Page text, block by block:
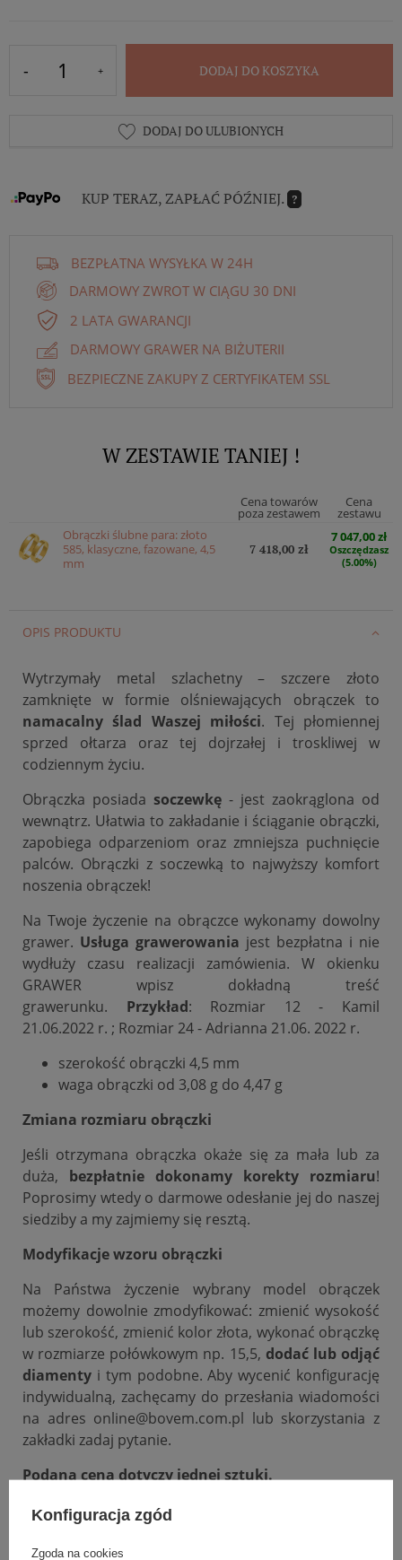
DODAJ DO KOSZYKA
DODAJ DO ULUBIONYCH
KUP TERAZ, ZAPŁAĆ PÓŹNIEJ. ?
BEZPŁATNA WYSYŁKA W 24H
DARMOWY ZWROT W CIĄGU 30 DNI
2 LATA GWARANCJI
DARMOWY GRAWER NA BIŻUTERII
BEZPIECZNE ZAKUPY Z CERTYFIKATEM SSL
W ZESTAWIE TANIEJ !
Cena towarów
poza zestawem
Cena
zestawu
Obrączki ślubne para: złoto
585, klasyczne, fazowane, 4,5
mm
7 418,00 zł
7 047,00 zł
Oszczędzasz
(5.00%)
OPIS PRODUKTU
Wytrzymały metal szlachetny – szczere złoto
zamknięte w formie olśniewających obrączek to
namacalny ślad Waszej miłości. Tej płomiennej
sprzed ołtarza oraz tej dojrzałej i troskliwej w
codziennym życiu.
Obrączka posiada soczewkę - jest zaokrąglona od
wewnątrz. Ułatwia to zakładanie i ściąganie obrączki,
zapobiega odparzeniom oraz zmniejsza puchnięcie
palców. Obrączki z soczewką to najwyższy komfort
noszenia obrączek!
Na Twoje życzenie na obrączce wykonamy dowolny
grawer. Usługa grawerowania jest bezpłatna i nie
wydłuży czasu realizacji zamówienia. W okienku
GRAWER wpisz dokładną treść
grawerunku.
Przykład: Rozmiar 12 - Kamil
21.06.2022 r. ; Rozmiar 24 - Adrianna 21.06. 2022 r.
szerokość obrączki 4,5 mm
waga obrączki od 3,08 g do 4,47 g
Zmiana rozmiaru obrączki
Jeśli otrzymana obrączka okaże się za mała lub za
duża, bezpłatnie dokonamy korekty rozmiaru!
Poprosimy wtedy o darmowe odesłanie jej do naszej
siedziby a my zajmiemy się resztą.
Modyfikacje wzoru obrączki
Na Państwa życzenie wybrany model obrączek
możemy dowolnie zmodyfikować: zmienić wysokość
lub szerokość, zmienić kolor złota, wykonać obrączkę
w rozmiarze połówkowym np. 15,5, dodać lub odjąć
diamenty i tym podobne. Aby wycenić konfigurację
indywidualną, zachęcamy do przesłania wiadomości
na adres online@bovem.com.pl lub skorzystania z
zakładki zadaj pytanie.
Podana cena dotyczy jednej sztuki.
Konfiguracja zgód
Zgoda na cookies